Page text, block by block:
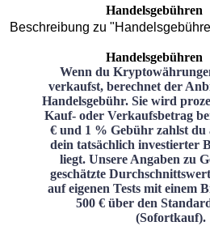
Handelsgebühren
Beschreibung zu
Handelsgebühren
Wenn du
verkaufst, berechnet der
Handelsgebühr. Sie wird
Kauf- oder Verkaufsbetrag
€ und 1 % Gebühr zahlst du
dein tatsächlich investierter
liegt. Unsere Angaben zu
geschätzte
auf eigenen Tests mit einem
500 € über den
(Sofortkauf).